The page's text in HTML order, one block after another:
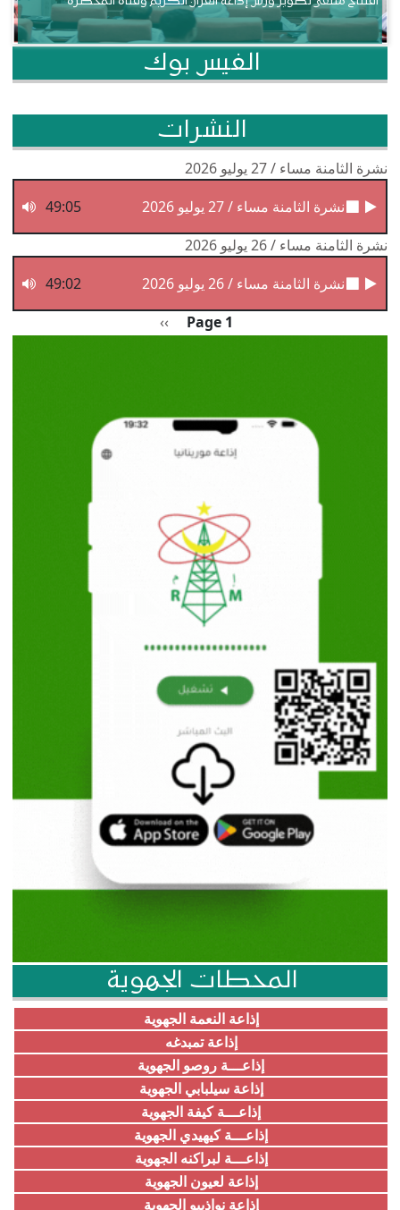
الفيس بوك
النشرات
نشرة الثامنة مساء / 27 يوليو 2026
نشرة الثامنة مساء / 27 يوليو 2026
49:05
نشرة الثامنة مساء / 26 يوليو 2026
نشرة الثامنة مساء / 26 يوليو 2026
49:02
Page 1 الصفحة التالية
››
المحطات الجهوية
إذاعة النعمة الجهوية
إذاعة تمبدغه
إذاعـــة روصو الجهوية
إذاعة سيلبابي الجهوية
إذاعـــة كيفة الجهوية
إذاعـــة كيهيدي الجهوية
إذاعـــة لبراكنه الجهوية
إذاعة لعيون الجهوية
إذاعة نواذيبو الجهوية